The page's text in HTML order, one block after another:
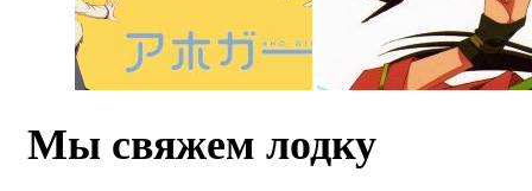
Мы свяжем лодку